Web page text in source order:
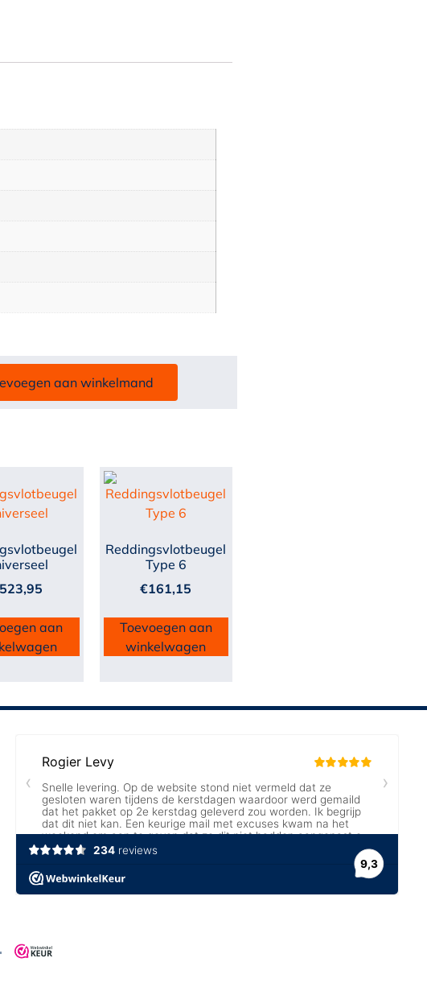
aan winkelmand
aan
Reddingsvlotbeugel
Type 6
€161,15
Toevoegen aan
winkelwagen